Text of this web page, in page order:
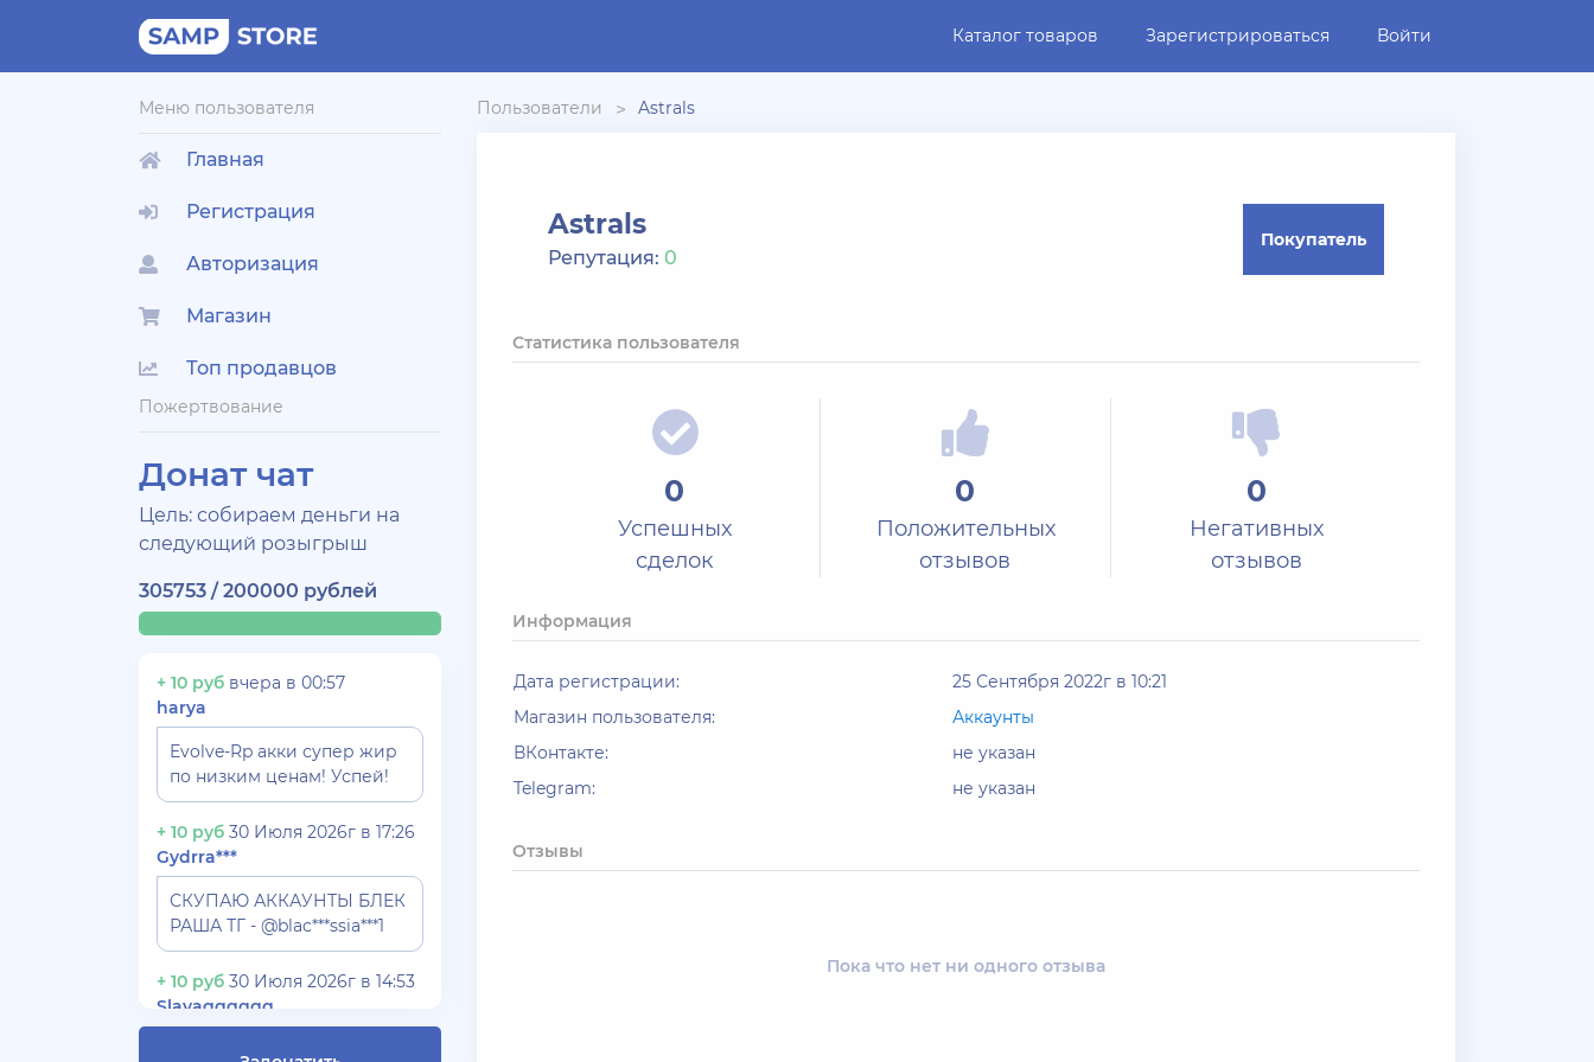
Каталог товаров Зарегистрироваться Войти
Меню пользователя
Главная
Регистрация
Авторизация
Магазин
Топ продавцов
Пожертвование
Донат чат
Цель: собираем деньги на
следующий розыгрыш
305753 / 200000 рублей
+ 10 руб вчера в 00:57
harya
Evolve-Rp акки супер жир
по низким ценам! Успей!
+ 10 руб 30 Июля 2026г в 17:26
Gydrra***
СКУПАЮ АККАУНТЫ БЛЕК
РАША ТГ - @blac***ssia***1
+ 10 руб 30 Июля 2026г в 14:53
Slavagggggg
Пользователи Astrals
Astrals
Репутация: 0
Покупатель
Статистика пользователя
0
Успешных
сделок
0
Положительных
отзывов
0
Негативных
отзывов
Информация
Дата регистрации:
25 Сентября 2022г в 10:21
Магазин пользователя:
Аккаунты
ВКонтакте:
не указан
Telegram:
не указан
Отзывы
Пока что нет ни одного отзыва